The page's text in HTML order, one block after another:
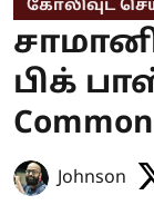
கோலிவுட்
பிக்
Johnson